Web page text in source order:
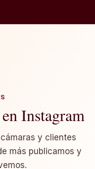
Instagram
y clientes
más publicamos y